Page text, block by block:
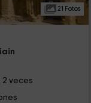
21 Fotos
2 veces